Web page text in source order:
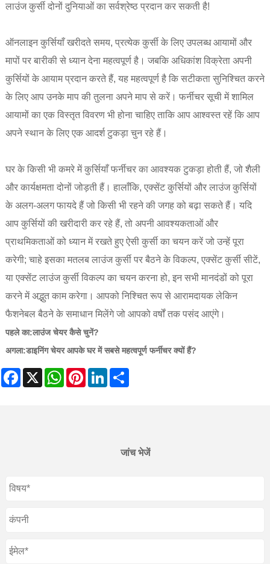
लाउंज कुर्सी दोनों दुनियाओं का सर्वश्रेष्ठ प्रदान कर सकती है!
ऑनलाइन कुर्सियाँ खरीदते समय, प्रत्येक कुर्सी के लिए उपलब्ध आयामों और
मापों पर बारीकी से ध्यान देना महत्वपूर्ण है। जबकि अधिकांश विक्रेता अपनी
कुर्सियों के आयाम प्रदान करते हैं, यह महत्वपूर्ण है कि सटीकता सुनिश्चित करने
के लिए आप उनके माप की तुलना अपने माप से करें। फर्नीचर सूची में शामिल
आयामों का एक विस्तृत विवरण भी होना चाहिए ताकि आप आश्वस्त रहें कि आप
अपने स्थान के लिए एक आदर्श टुकड़ा चुन रहे हैं।
घर के किसी भी कमरे में कुर्सियाँ फर्नीचर का आवश्यक टुकड़ा होती हैं, जो शैली
और कार्यक्षमता दोनों जोड़ती हैं। हालाँकि, एक्सेंट कुर्सियों और लाउंज कुर्सियों
के अलग-अलग फायदे हैं जो किसी भी रहने की जगह को बढ़ा सकते हैं। यदि
आप कुर्सियों की खरीदारी कर रहे हैं, तो अपनी आवश्यकताओं और
प्राथमिकताओं को ध्यान में रखते हुए ऐसी कुर्सी का चयन करें जो उन्हें पूरा
करेगी; चाहे इसका मतलब लाउंज कुर्सी पर बैठने के विकल्प, एक्सेंट कुर्सी सीटें,
या एक्सेंट लाउंज कुर्सी विकल्प का चयन करना हो, इन सभी मानदंडों को पूरा
करने में अद्भुत काम करेगा। आपको निश्चित रूप से आरामदायक लेकिन
फैशनेबल बैठने के समाधान मिलेंगे जो आपको वर्षों तक पसंद आएंगे।
पहले का:लाउंज चेयर कैसे चुनें?
अगला:डाइनिंग चेयर आपके घर में सबसे महत्वपूर्ण फर्नीचर क्यों हैं?
Facebook
X WhatsAppPinterestLinkedIn
जांच भेजें